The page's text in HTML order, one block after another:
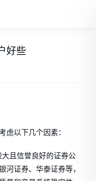
好些
虑以下几个因素：
且信誉良好的证券公
河证券、华泰证券等，